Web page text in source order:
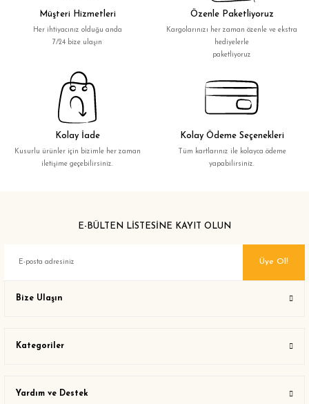
Müşteri Hizmetleri
Her ihtiyacınız olduğu anda
7/24 bize ulaşın
Özenle Paketliyoruz
Kargolarınızı her zaman özenle ve ekstra
hediyelerle
paketliyoruz
Kolay İade
Kusurlu ürünler için bizimle her zaman
iletişime geçebilirsiniz.
Kolay Ödeme Seçenekleri
Tüm kartlarınız ile kolayca ödeme
yapabilirsiniz.
E-BÜLTEN LİSTESİNE KAYIT OLUN
Üye Ol!
Bize Ulaşın
Kategoriler
Yardım ve Destek